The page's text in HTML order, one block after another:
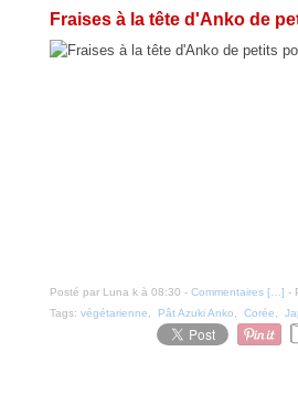
Fraises à la tête d'Anko de
Posté par Luna k à 08:30 - Commentaires [ ] -
Tags: végétarienne Pât Azuki Anko Corée